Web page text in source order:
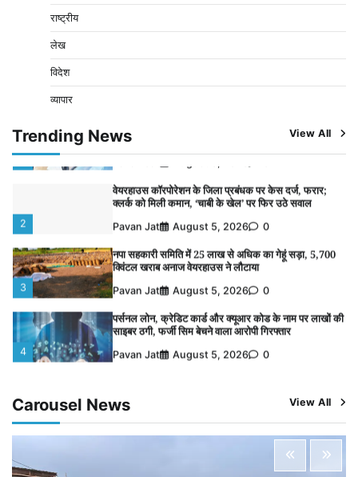
राष्ट्रीय
लेख
विदेश
व्यापार
Trending News View All
साइबर ठगी, फर्जी सिम बेचने वाला आरोपी गिरफ्तार
Pavan Jat August 5, 2026 0
विशेष प्रवर्तन अभियान में नर्मदापुरम पुलिस की सख्त कार्रवाई
1 Pavan Jat
क्लर्क को मिली कमान, ‘चाबी के खेल’ पर फिर उठे सवाल
Pavan Jat August 5, 2026 0
3
नपा सहकारी समिति में 25 लाख से अधिक का गेहूं सड़ा, 5,700
Pavan Jat August 5, 2026 0
4
पर्सनल लोन, क्रेडिट कार्ड और क्यूआर कोड के नाम पर लाखों की
साइबर ठगी, फर्जी सिम बेचने वाला आरोपी गिरफ्तार
Pavan Jat August 5, 2026 0
विशेष प्रवर्तन अभियान में नर्मदापुरम पुलिस की सख्त कार्रवाई
1
विशेष प्रवर्तन अभियान में नर्मदापुरम पुलिस की लगातार सख्ती
वेयरहाउस कॉरपोरेशन के जिला प्रबंधक पर केस दर्ज, फरार;
क्लर्क को मिली कमान, ‘चाबी के खेल’ पर फिर उठे सवाल
Carousel News View All